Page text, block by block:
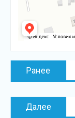
Навигация
Ранее
Далее